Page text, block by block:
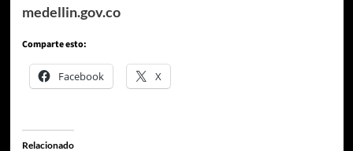
medellin.gov.co
Comparte esto:
Facebook X
Relacionado